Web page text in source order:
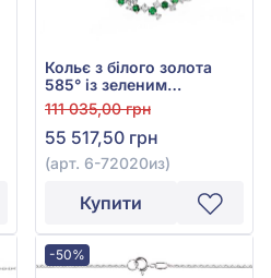
Кольє з білого золота
585° із зеленим
смарагдом 0,29ct та
діамантами 0,28ct, арт.
6-72020из
111 035,00 грн
55 517,50 грн
(арт. 6-72020из)
Купити
-50%